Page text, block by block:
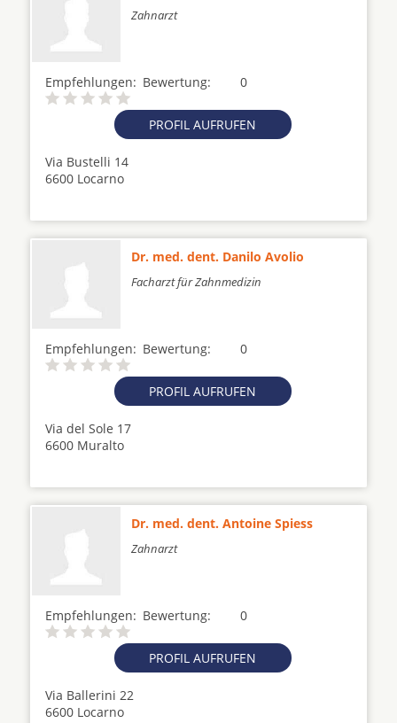
Zahnarzt
Empfehlungen: 0
Bewertung:
PROFIL AUFRUFEN
Via Bustelli 14
6600 Locarno
Dr. med. dent. Danilo Avolio
Facharzt für Zahnmedizin
Empfehlungen: 0
Bewertung:
PROFIL AUFRUFEN
Via del Sole 17
6600 Muralto
Dr. med. dent. Antoine Spiess
Zahnarzt
Empfehlungen: 0
Bewertung:
PROFIL AUFRUFEN
Via Ballerini 22
6600 Locarno